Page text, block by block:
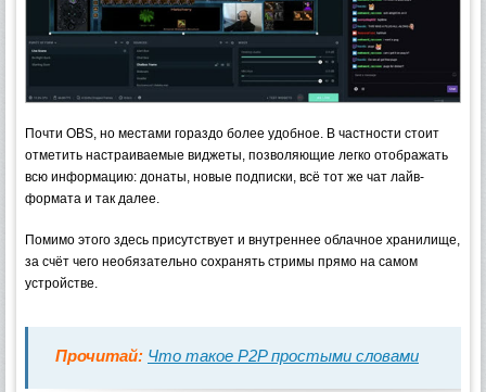
Почти OBS, но местами гораздо более удобное. В частности стоит
отметить настраиваемые виджеты, позволяющие легко отображать
всю информацию: донаты, новые подписки, всё тот же чат лайв-
формата и так далее.
Помимо этого здесь присутствует и внутреннее облачное хранилище,
за счёт чего необязательно сохранять стримы прямо на самом
устройстве.
Прочитай: Что такое P2P простыми словами